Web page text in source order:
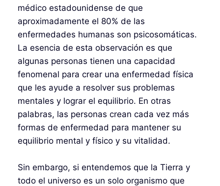
médico estadounidense de que
aproximadamente el 80% de las
enfermedades humanas son psicosomáticas.
La esencia de esta observación es que
algunas personas tienen una capacidad
fenomenal para crear una enfermedad física
que les ayude a resolver sus problemas
mentales y lograr el equilibrio. En otras
palabras, las personas crean cada vez más
formas de enfermedad para mantener su
equilibrio mental y físico y su vitalidad.
Sin embargo, si entendemos que la Tierra y
todo el universo es un solo organismo que